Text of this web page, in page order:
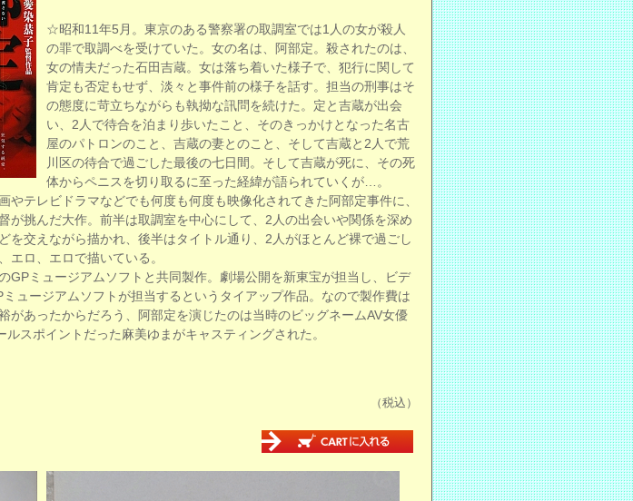
☆昭和11年5月。東京のある警察署の取調室では1人の女が殺人
の罪で取調べを受けていた。女の名は、阿部定。殺されたのは、
女の情夫だった石田吉蔵。女は落ち着いた様子で、犯行に関して
肯定も否定もせず、淡々と事件前の様子を話す。担当の刑事はそ
の態度に苛立ちながらも執拗な訊問を続けた。定と吉蔵が出会
い、2人で待合を泊まり歩いたこと、そのきっかけとなった名古
屋のパトロンのこと、吉蔵の妻とのこと、そして吉蔵と2人で荒
川区の待合で過ごした最後の七日間。そして吉蔵が死に、その死
体からペニスを切り取るに至った経緯が語られていくが…。
やテレビドラマなどでも何度も何度も映像化されてきた阿部定事件に、
が挑んだ大作。前半は取調室を中心にして、2人の出会いや関係を深め
を交えながら描かれ、後半はタイトル通り、2人がほとんど裸で過ごし
エロ、エロで描いている。
GPミュージアムソフトと共同製作。劇場公開を新東宝が担当し、ビデ
ュージアムソフトが担当するというタイアップ作品。なので製作費は
があったからだろう、阿部定を演じたのは当時のビッグネームAV女優
スポイントだった麻美ゆまがキャスティングされた。
（税込）